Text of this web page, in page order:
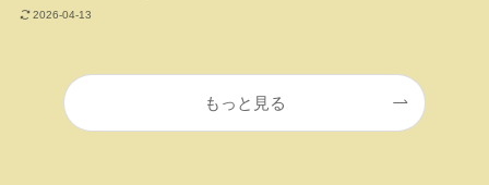
2026-04-13
もっと見る